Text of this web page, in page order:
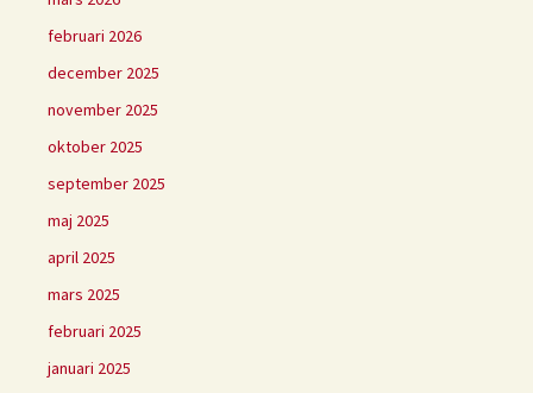
februari 2026
december 2025
november 2025
oktober 2025
september 2025
maj 2025
april 2025
mars 2025
februari 2025
januari 2025